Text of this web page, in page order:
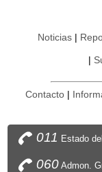
Noticias
Contacto
011 Estado
060Admon.